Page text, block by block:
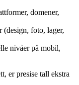
domener,
(design, foto, lager,
nivåer på mobil,
er presise tall ekstra